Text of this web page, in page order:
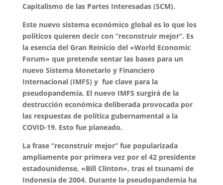
Capitalismo de las Partes Interesadas (SCM).
Este nuevo sistema económico global es lo que los
políticos quieren decir con “reconstruir mejor”. Es
la esencia del Gran Reinicio del «World Economic
Forum» que pretende sentar las bases para un
nuevo Sistema Monetario y Financiero
Internacional (IMFS) y fue clave para la
pseudopandemia. El nuevo IMFS surgirá de la
destrucción económica deliberada provocada por
las respuestas de política gubernamental a la
COVID-19. Esto fue planeado.
La frase “reconstruir mejor” fue popularizada
ampliamente por primera vez por el 42 presidente
estadounidense, «Bill Clinton», tras el tsunami de
Indonesia de 2004. Durante la pseudopandemia ha